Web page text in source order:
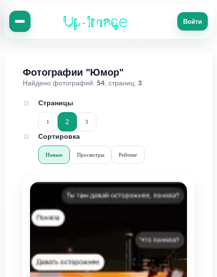
Up-Image Войти
Фотографии "Юмор"
Найдено фотографий: 54 , страниц: 3
Страницы
1 2 3
Сортировка
Новые Просмотры Рейтинг